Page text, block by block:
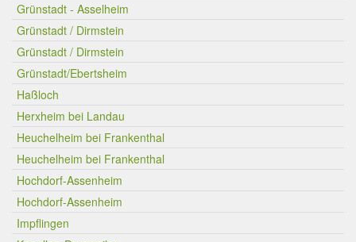
Grünstadt - Asselheim
Grünstadt / Dirmstein
Grünstadt / Dirmstein
Grünstadt/Ebertsheim
Haßloch
Herxheim bei Landau
Heuchelheim bei Frankenthal
Heuchelheim bei Frankenthal
Hochdorf-Assenheim
Hochdorf-Assenheim
Impflingen